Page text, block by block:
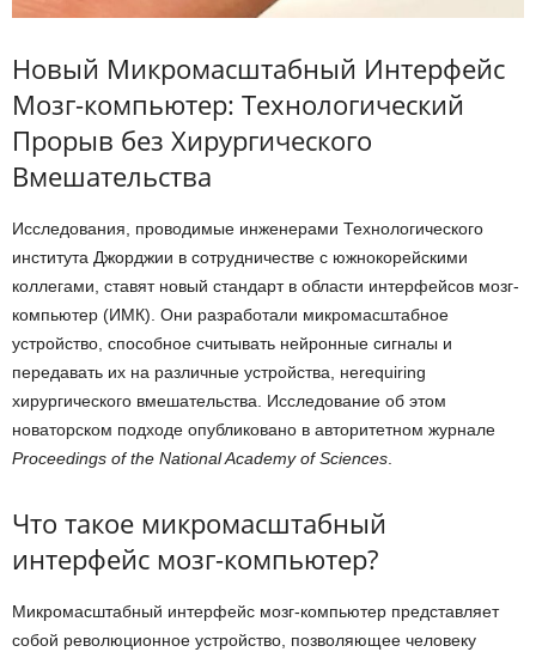
Новый Микромасштабный Интерфейс
Мозг-компьютер: Технологический
Прорыв без Хирургического
Вмешательства
Исследования, проводимые инженерами Технологического
института Джорджии в сотрудничестве с южнокорейскими
коллегами, ставят новый стандарт в области интерфейсов мозг-
компьютер (ИМК). Они разработали микромасштабное
устройство, способное считывать нейронные сигналы и
передавать их на различные устройства, неrequiring
хирургического вмешательства. Исследование об этом
новаторском подходе опубликовано в авторитетном журнале
Proceedings of the National Academy of Sciences
Что такое микромасштабный
интерфейс мозг-компьютер?
Микромасштабный интерфейс мозг-компьютер представляет
собой революционное устройство, позволяющее человеку